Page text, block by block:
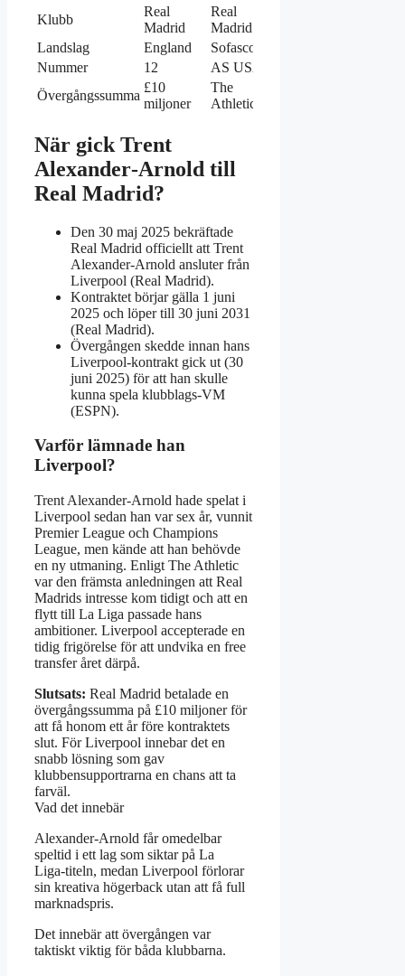
Klubb
Real
Madrid
Real
Madrid
Landslag
England
Sofascore
Nummer
12
AS USA
Övergångssumma
£10
miljoner
The
Athletic
När gick Trent
Alexander‑Arnold till
Real Madrid?
Den 30 maj 2025 bekräftade
Real Madrid officiellt att Trent
Alexander‑Arnold ansluter från
Liverpool (Real Madrid).
Kontraktet börjar gälla 1 juni
2025 och löper till 30 juni 2031
(Real Madrid).
Övergången skedde innan hans
Liverpool‑kontrakt gick ut (30
juni 2025) för att han skulle
kunna spela klubblags‑VM
(ESPN).
Varför lämnade han
Liverpool?
Trent Alexander‑Arnold hade spelat i
Liverpool sedan han var sex år, vunnit
Premier League och Champions
League, men kände att han behövde
en ny utmaning. Enligt The Athletic
var den främsta anledningen att Real
Madrids intresse kom tidigt och att en
flytt till La Liga passade hans
ambitioner. Liverpool accepterade en
tidig frigörelse för att undvika en free
transfer året därpå.
Slutsats: Real Madrid betalade en
övergångssumma på £10 miljoner för
att få honom ett år före kontraktets
slut. För Liverpool innebar det en
snabb lösning som gav
klubbensupportrarna en chans att ta
farväl.
Vad det innebär
Alexander‑Arnold får omedelbar
speltid i ett lag som siktar på La
Liga‑titeln, medan Liverpool förlorar
sin kreativa högerback utan att få full
marknadspris.
Det innebär att övergången var
taktiskt viktig för båda klubbarna.